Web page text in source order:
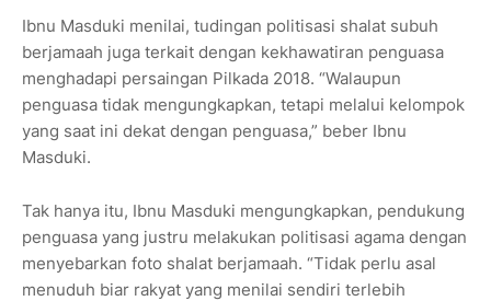
Ibnu Masduki menilai, tudingan politisasi shalat subuh
berjamaah juga terkait dengan kekhawatiran penguasa
menghadapi persaingan Pilkada 2018. “Walaupun
penguasa tidak mengungkapkan, tetapi melalui kelompok
yang saat ini dekat dengan penguasa,” beber Ibnu
Masduki.
Tak hanya itu, Ibnu Masduki mengungkapkan, pendukung
penguasa yang justru melakukan politisasi agama dengan
menyebarkan foto shalat berjamaah. “Tidak perlu asal
menuduh biar rakyat yang menilai sendiri terlebih